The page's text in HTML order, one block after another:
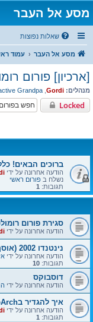
מסע אל העבר
שאלות נפוצות
מסע אל העבר עמוד
[ארכיון] פורום
מנהלים: Gordi
,
Grandpa
Locked
ברוכים הבאים!
הודעה אחרונה על ידי
נשלח בפורום ראשי
תגובות: 1
סגירת פורום
הודעה אחרונה על ידי
נינטנדו 2002 (אוסף משחקי NES)
הודעה אחרונה על ידי
תגובות: 10
דוסבוקס
הודעה אחרונה על ידי
איך להגדיר בRetroArch להתשמש במקלדת במשחקי דוס?
הודעה אחרונה על ידי
תגובות: 1